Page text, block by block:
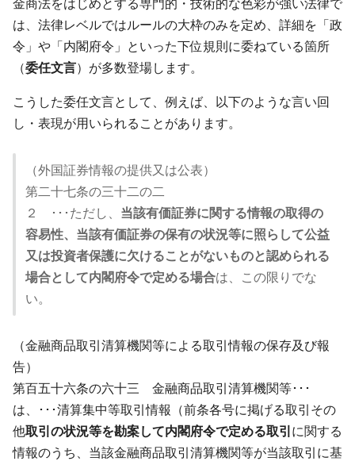
金商法をはじめとする専門的・技術的な色彩が強い法律で
は、法律レベルではルールの大枠のみを定め、詳細を「政
令」や「内閣府令」といった下位規則に委ねている箇所
（委任文言）が多数登場します。
こうした委任文言として、例えば、以下のような言い回
し・表現が用いられることがあります。
（外国証券情報の提供又は公表）
第二十七条の三十二の二
２ ･･･ただし、 当該有価証券に関する情報の取得の
容易性、当該有価証券の保有の状況等に照らして公益
又は投資者保護に欠けることがないものと認められる
場合として内閣府令で定める場合は、この限りでな
い。
（金融商品取引清算機関等による取引情報の保存及び報
告）
第百五十六条の六十三 金融商品取引清算機関等･･･
は、･･･清算集中等取引情報（前条各号に掲げる取引その
他取引の状況等を勘案して内閣府令で定める取引 に関する
情報のうち、当該金融商品取引清算機関等が当該取引に基